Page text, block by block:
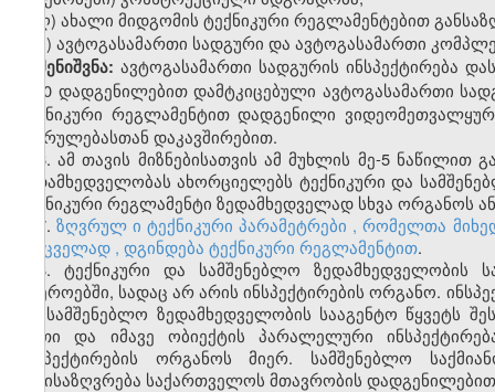
ღ) ახალი მიდგომის ტექნიკური რეგლამენტებით გან
ყ) ავტოგასამართი სადგური და ავტოგასამართი
შენიშვნა: ავტოგასამართი სადგურის ინსპექტირება
№60 დადგენილებით დამტკიცებული ავტოგასამართი
ტექნიკური რეგლამენტით დადგენილი
შესრულებასთან დაკავშირებით.
6. ამთავის მიზნებისათვის ამ მუხლის მე-5 ნაწილით
ზედამხედველობას ახორციელებს ტექნიკური და
ტექნიკური რეგლამენტი ზედამხედველად სხვა ორგანოს
7. ზღვრულ ი ტექნიკური პარამეტრები , რომელთა
შემცველად , დგინდება ტექნიკური რეგლამენტით.
8. ტექნიკური და სამშენებლო ზედამხედველობის
სფეროებში, სადაც არ არის ინსპექტირების ორგანო.
და სამშენებლო ზედამხედველობის სააგენტო წყვეტს
ერთი და იმავე ობიექტის პარალელური
ინსპექტირების ორგანოს მიერ. სამშენებლო
განისაზღვრება საქართველოს მთავრობის